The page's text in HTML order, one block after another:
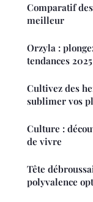
Comparatif
meilleur
Orzyla :
tendances 2025
Cultivez des
sublimer vos
Culture :
de vivre
Tête
polyvalence